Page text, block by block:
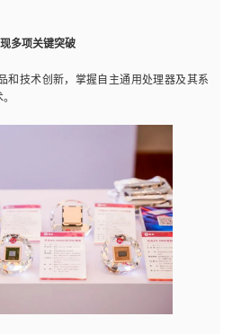
多项关键突破
和技术创新，掌握自主通用处理器及其系